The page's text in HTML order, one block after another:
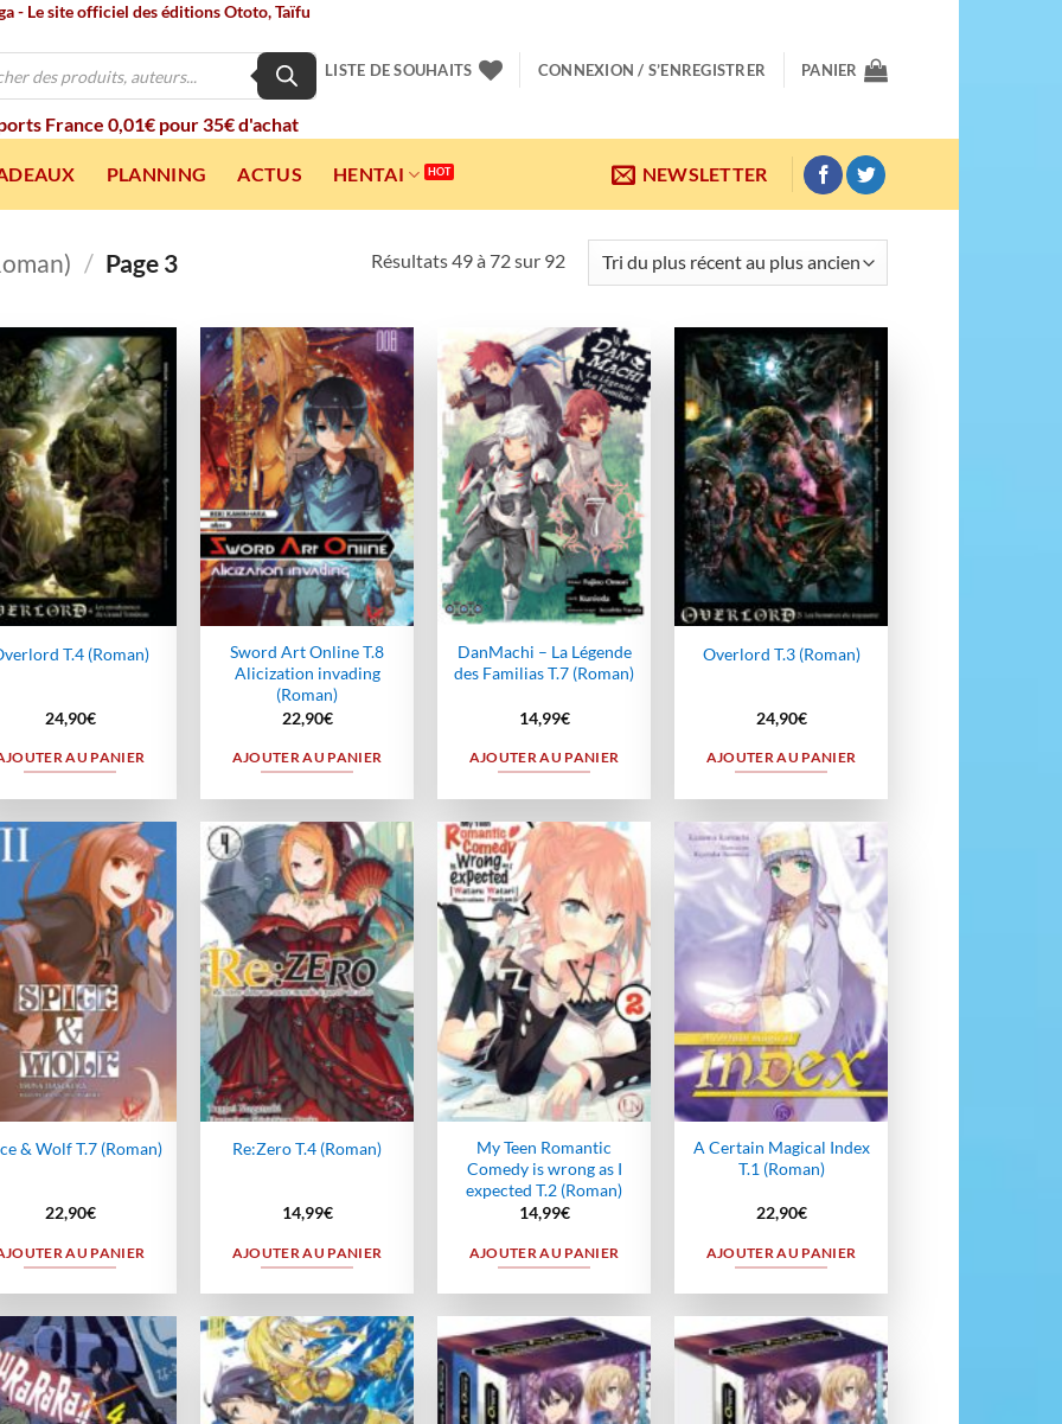
- Le site officiel des éditions Ototo, Taïfu
France 0,01€ pour 35€ d'achat
LISTE DE SOUHAITS CONNEXION / S’ENREGISTRER PANIER
PLANNING ACTUS HENTAI NEWSLETTER
/ Page 3 Résultats 49 à 72 sur 92Trié
récent
au
plus
ancien
Ajouter
à la
wishlist
T.4 (Roman)
24,90€
AU PANIER
Ajouter
à la
wishlist
Sword Art Online T.8
Alicization invading
(Roman)
22,90€
AJOUTER AU PANIER
Ajouter
à la
wishlist
DanMachi – La Légende
des Familias T.7 (Roman)
14,99€
AJOUTER AU PANIER
Ajouter
à la
wishlist
Overlord T.3 (Roman)
24,90€
AJOUTER AU PANIER
Ajouter
à la
wishlist
& Wolf T.7 (Roman)
22,90€
AU PANIER
Ajouter
à la
wishlist
Re:Zero T.4 (Roman)
14,99€
AJOUTER AU PANIER
Ajouter
à la
wishlist
My Teen Romantic
Comedy is wrong as I
expected T.2 (Roman)
14,99€
AJOUTER AU PANIER
Ajouter
à la
wishlist
A Certain Magical Index
T.1 (Roman)
22,90€
AJOUTER AU PANIER
Ajouter
à la
wishlist
Ajouter
à la
wishlist
Ajouter
à la
wishlist
Ajouter
à la
wishlist